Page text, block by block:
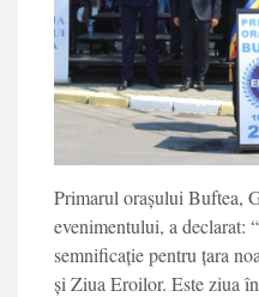
Primarul orașului Buftea,
evenimentului, a declarat:
semnificație pentru țara
și Ziua Eroilor. Este ziua